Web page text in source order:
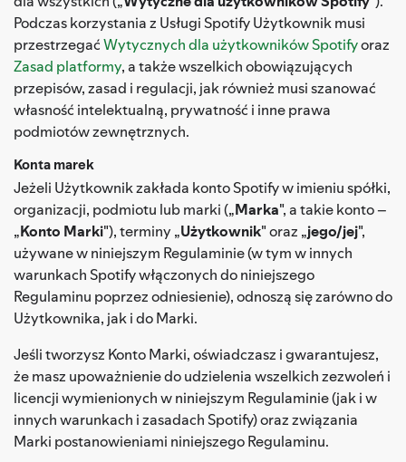
Podczas korzystania z Usługi Spotify Użytkownik musi
przestrzegaćWytycznych dla użytkowników Spotifyoraz
Zasad platformy, a także wszelkich obowiązujących
przepisów, zasad i regulacji, jak również musi szanować
własność intelektualną, prywatność i inne prawa
podmiotów zewnętrznych.
Konta marek
Jeżeli Użytkownik zakłada konto Spotify w imieniu spółki,
organizacji, podmiotu lub marki („Marka", a takie konto –
„Konto Marki"), terminy „Użytkownik" oraz „jego/jej",
używane w niniejszym Regulaminie (w tym w innych
warunkach Spotify włączonych do niniejszego
Regulaminu poprzez odniesienie), odnoszą się zarówno do
Użytkownika, jak i do Marki.
Jeśli tworzysz Konto Marki, oświadczasz i gwarantujesz,
że masz upoważnienie do udzielenia wszelkich zezwoleń i
licencji wymienionych w niniejszym Regulaminie (jak i w
innych warunkach i zasadach Spotify) oraz związania
Marki postanowieniami niniejszego Regulaminu.